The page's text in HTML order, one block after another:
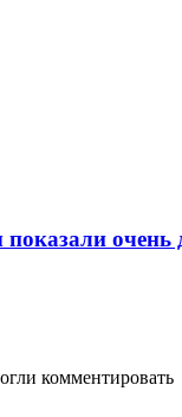
очень
комментировать